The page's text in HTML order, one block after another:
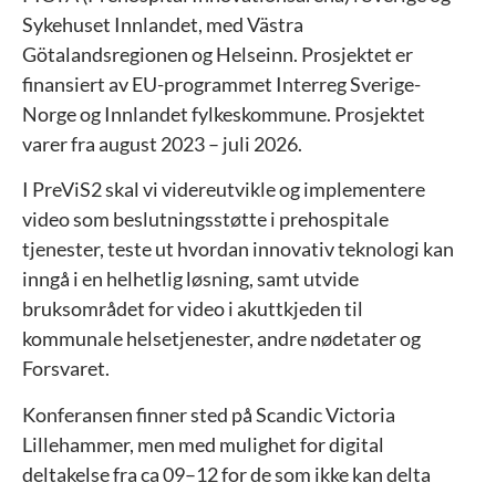
Sykehuset Innlandet, med Västra
Götalandsregionen og Helseinn. Prosjektet er
finansiert av EU-programmet Interreg Sverige-
Norge og Innlandet fylkeskommune. Prosjektet
varer fra august 2023 – juli 2026.
I PreViS2 skal vi videreutvikle og implementere
video som beslutningsstøtte i prehospitale
tjenester, teste ut hvordan innovativ teknologi kan
inngå i en helhetlig løsning, samt utvide
bruksområdet for video i akuttkjeden til
kommunale helsetjenester, andre nødetater og
Forsvaret.
Konferansen finner sted på Scandic Victoria
Lillehammer, men med mulighet for digital
deltakelse fra ca 09–12 for de som ikke kan delta